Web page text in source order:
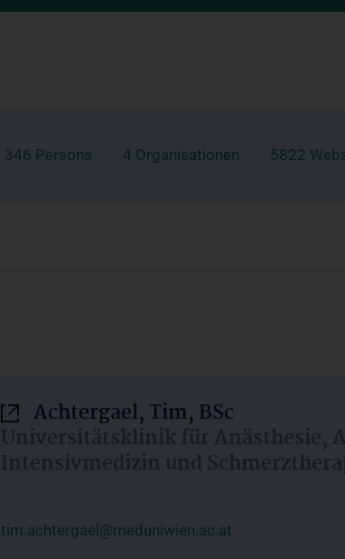
346 Persons 4 Organisationen 5822
Achtergael, Tim, BSc
Universitätsklinik für Anästhesie,
Intensivmedizin und
tim.achtergael@meduniwien.ac.at